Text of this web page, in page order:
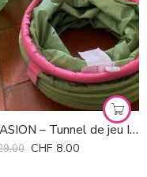
OCCASION – Tunnel de jeu Ikea
CHF 8.00